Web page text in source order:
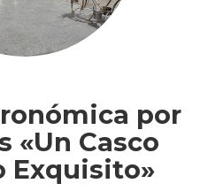
por
«Un Casco
Exquisito»